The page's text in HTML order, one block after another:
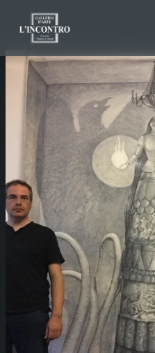
QUI SOMMES-NOU
NEWS ED EVENTS
ARTISTES ET ŒUVRES
EXPOSITIONS
CONTACTS